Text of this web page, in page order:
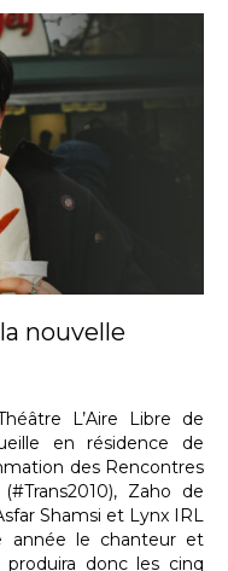
nouvelle
L’Aire Libre de
en résidence de
des Rencontres
Zaho de
Shamsi et Lynx IRL
année le chanteur et
donc les cinq